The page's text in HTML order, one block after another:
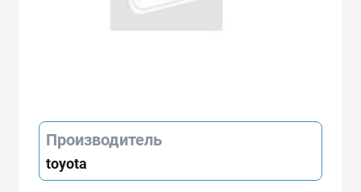
Производитель
toyota